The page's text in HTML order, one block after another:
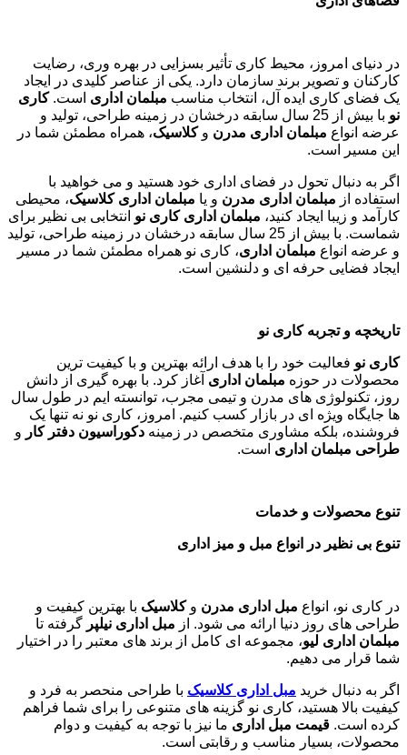
در دنیای امروز، محیط کاری تأثیر بسزایی در بهره وری، رضایت
کارکنان و تصویر برند سازمان دارد. یکی از عناصر کلیدی در ایجاد
یک فضای کاری ایده آل، انتخاب مناسب مبلمان اداری است.کاری
نو
با بیش از 25 سال سابقه درخشان در زمینه طراحی، تولید و
عرضه انواع مبلمان اداری مدرن وکلاسیک، همراه مطمئن شما در
این مسیر است.
اگر به دنبال تحول در فضای اداری خود هستید و می خواهید با
استفاده از مبلمان اداری مدرن و یا مبلمان اداری کلاسیک، محیطی
کارآمد و زیبا ایجاد کنید، مبلمان اداری کاری نو انتخابی بی نظیر برای
شماست. با بیش از 25 سال سابقه درخشان در زمینه طراحی، تولید
و عرضه انواع مبلمان اداری، کاری نو همراه مطمئن شما در مسیر
ایجاد فضایی حرفه ای و دلنشین است.
تاریخچه و تجربه کاری نو
کاری نو فعالیت خود را با هدف ارائه بهترین و با کیفیت ترین
محصولات در حوزه مبلمان اداری آغاز کرد. با بهره گیری از دانش
روز، تکنولوژی های مدرن و تیمی مجرب، توانسته ایم در طول سال
ها جایگاه ویژه ای در بازار کسب کنیم. امروز، کاری نو نه تنها یک
فروشنده، بلکه مشاوری متخصص در زمینه دکوراسیون دفتر کار و
طراحی مبلمان اداری است.
تنوع محصولات و خدمات
تنوع بی نظیر در انواع مبل و میز اداری
در کاری نو، انواع مبل اداری مدرن وکلاسیک با بهترین کیفیت و
طراحی های روز دنیا ارائه می شود. از مبل اداری نیلپر گرفته تا
مبلمان اداری لیو، مجموعه ای کامل از برند های معتبر را در اختیار
شما قرار می دهیم.
اگر به دنبال خرید مبل اداری کلاسیک با طراحی منحصر به فرد و
کیفیت بالا هستید، کاری نو گزینه های متنوعی را برای شما فراهم
کرده است. قیمت مبل اداری ما نیز با توجه به کیفیت و دوام
محصولات، بسیار مناسب و رقابتی است.